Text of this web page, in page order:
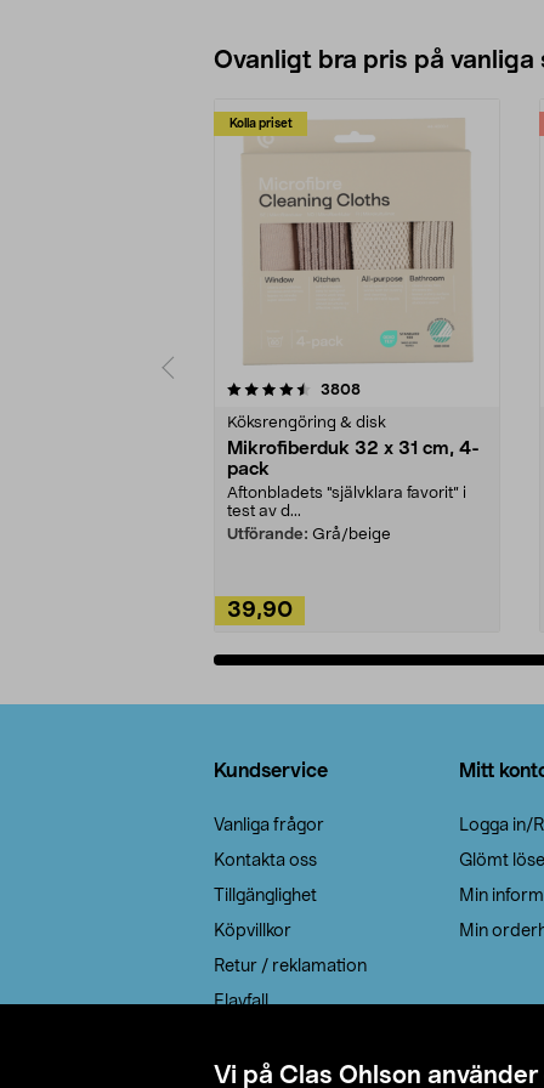
Vi på Clas Ohlson
Ovanligt bra pris på vanliga
Kolla priset
3808recensioner
Köksrengöring & disk
Mikrofiberduk 32 x 31 cm, 4-
pack
Aftonbladets "självklara favorit” i
test av d...
Utförande: Grå/beige
39,90
4.0av 5 stjärnor
Kundservice
Vanliga frågor
Kontakta oss
Tillgänglighet
Köpvillkor
Retur / reklamation
Elavfall
Leveransalternativ
Mitt
Logga in/
Glömt
Min
Min